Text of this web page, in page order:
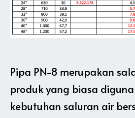
Pipa PN-8 merupakan
produk yang biasa
kebutuhan saluran air